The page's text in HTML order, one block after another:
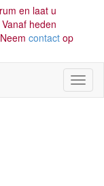
en laat u
heden
contact op